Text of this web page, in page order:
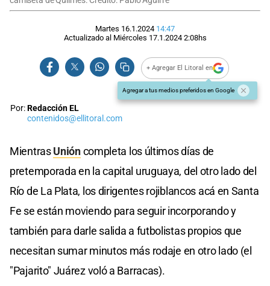
Martes 16.1.2024 14:47
Actualizado al Miércoles 17.1.2024 2:08hs
+ Agregar El Litoral en
Agregar a tus medios preferidos en Google
Por:Redacción EL
contenidos@ellitoral.com
MientrasUnióncompleta los últimos días de
pretemporada en la capital uruguaya, del otro lado del
Río de La Plata, los dirigentes rojiblancos acá en Santa
Fe se están moviendo para seguir incorporando y
también para darle salida a futbolistas propios que
necesitan sumar minutos más rodaje en otro lado (el
"Pajarito" Juárez voló a Barracas).